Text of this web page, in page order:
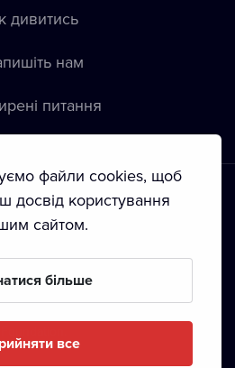
дивитись
нам
питання
• Автoрські права
файли cookies, щоб
досвід користування
сайтом.
більше
все